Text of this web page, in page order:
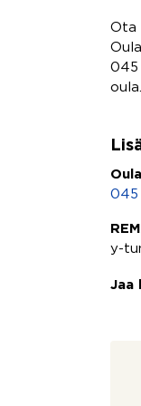
Ota
045
045
y-
Jaa